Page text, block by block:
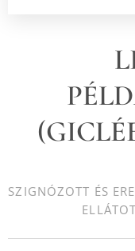
SZIGNÓZOTT ÉS